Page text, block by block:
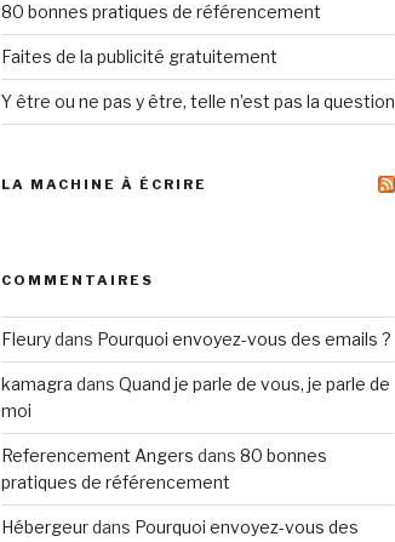
80 bonnes pratiques de référencement
Faites de la publicité gratuitement
Y être ou ne pas y être, telle n’est pas la question
LA MACHINE À ÉCRIRE
COMMENTAIRES
Fleurydans Pourquoi envoyez-vous des emails ?
kamagra dans Quand je parle de vous, je parle de
moi
Referencement Angers dans 80 bonnes
pratiques de référencement
Hébergeurdans Pourquoi envoyez-vous des